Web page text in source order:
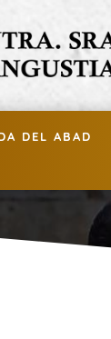
DEL ABAD